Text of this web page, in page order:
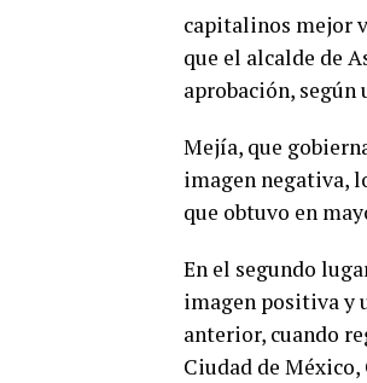
capitalinos mejor
que el alcalde de
aprobación,
Mejía, que
imagen negativa,
que obtuvo en
En el segundo
imagen positiva y
anterior, cuando
Ciudad de México,